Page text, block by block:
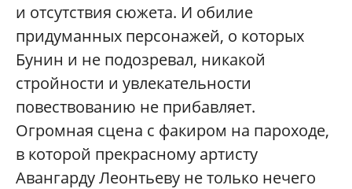
и отсутствия сюжета. И обилие
придуманных персонажей, о которых
Бунин и не подозревал, никакой
стройности и увлекательности
повествованию не прибавляет.
Огромная сцена с факиром на пароходе,
в которой прекрасному артисту
Авангарду Леонтьеву не только нечего